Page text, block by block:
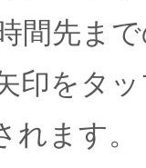
間先ま
印をタ
れます。